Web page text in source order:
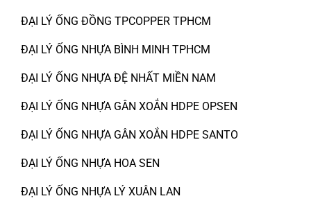
ĐẠI LÝ ỐNG ĐỒNG TPCOPPER TPHCM
ĐẠI LÝ ỐNG NHỰA BÌNH MINH TPHCM
ĐẠI LÝ ỐNG NHỰA ĐỆ NHẤT MIỀN NAM
ĐẠI LÝ ỐNG NHỰA GÂN XOẮN HDPE OPSEN
ĐẠI LÝ ỐNG NHỰA GÂN XOẮN HDPE SANTO
ĐẠI LÝ ỐNG NHỰA HOA SEN
ĐẠI LÝ ỐNG NHỰA LÝ XUÂN LAN